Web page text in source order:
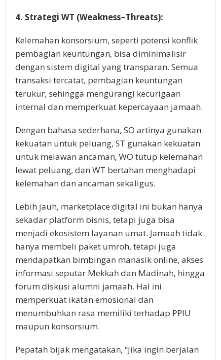
4. Strategi WT (Weakness–Threats):
Kelemahan konsorsium, seperti potensi konflik
pembagian keuntungan, bisa diminimalisir
dengan sistem digital yang transparan. Semua
transaksi tercatat, pembagian keuntungan
terukur, sehingga mengurangi kecurigaan
internal dan memperkuat kepercayaan jamaah.
Dengan bahasa sederhana, SO artinya gunakan
kekuatan untuk peluang, ST gunakan kekuatan
untuk melawan ancaman, WO tutup kelemahan
lewat peluang, dan WT bertahan menghadapi
kelemahan dan ancaman sekaligus.
Lebih jauh, marketplace digital ini bukan hanya
sekadar platform bisnis, tetapi juga bisa
menjadi ekosistem layanan umat. Jamaah tidak
hanya membeli paket umroh, tetapi juga
mendapatkan bimbingan manasik online, akses
informasi seputar Mekkah dan Madinah, hingga
forum diskusi alumni jamaah. Hal ini
memperkuat ikatan emosional dan
menumbuhkan rasa memiliki terhadap PPIU
maupun konsorsium.
Pepatah bijak mengatakan, “Jika ingin berjalan